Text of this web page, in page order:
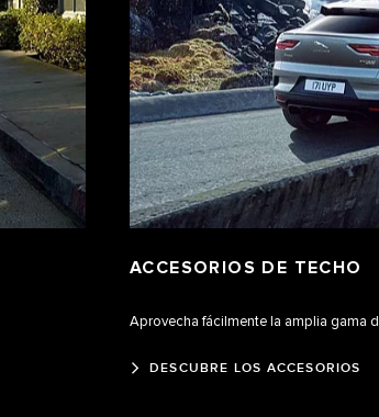
ACCESORIOS DE TECHO
Aprovecha fácilmente la amplia gama
DESCUBRE LOS ACCESORIOS